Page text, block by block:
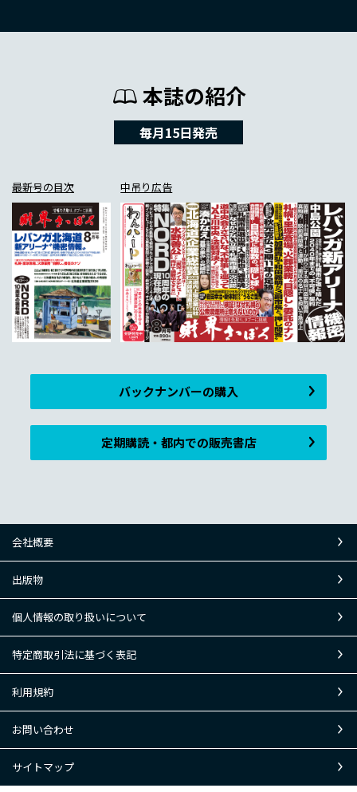
本誌の紹介
毎月15日発売
最新号の目次 中吊り広告
バックナンバーの購入
定期購読・都内での販売書店
会社概要
出版物
個人情報の取り扱いについて
特定商取引法に基づく表記
利用規約
お問い合わせ
サイトマップ